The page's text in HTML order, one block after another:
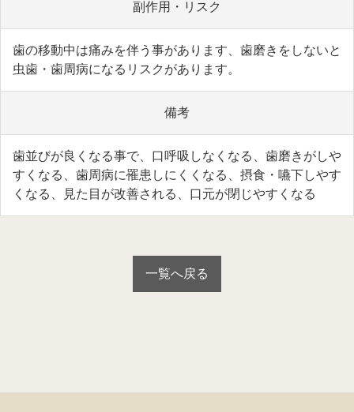
副作用・リスク
歯の移動中は痛みを伴う事があります、歯磨きをしないと
虫歯・歯周病になるリスクがあります。
備考
歯並びが良くなる事で、口呼吸しなくなる、歯磨きがしや
すくなる、歯周病に罹患しにくくなる、摂食・嚥下しやす
くなる、見た目が改善される、口元が閉じやすくなる
一覧へ戻る